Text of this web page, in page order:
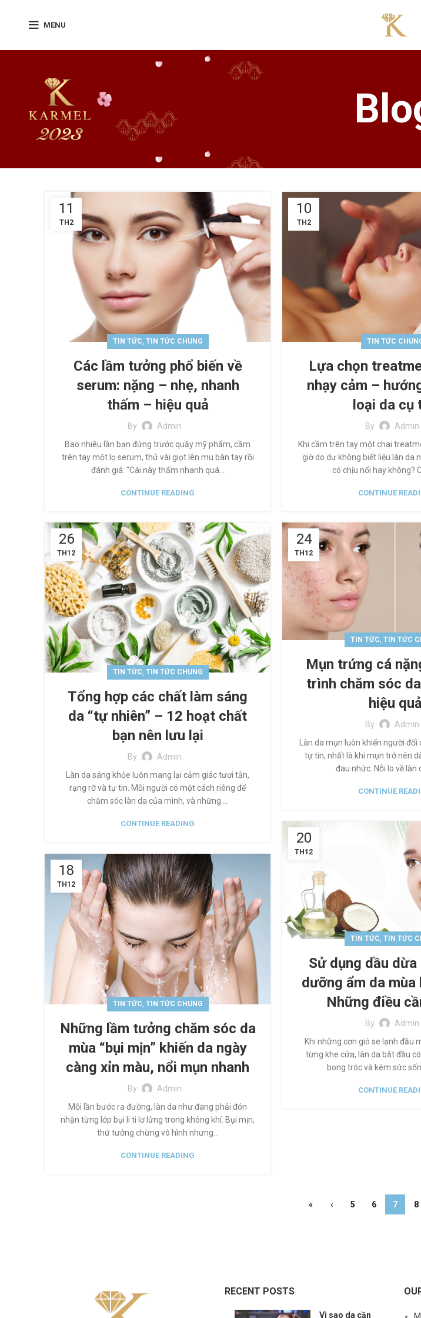
MENU
11
TH2
TIN TỨC, TIN TỨC CHUNG
Các lầm tưởng phổ biến về
serum: nặng – nhẹ, nhanh
thấm – hiệu quả
By
Admin
Bao nhiêu lần bạn đứng trước quầy mỹ phẩm, cầm
trên tay một lọ serum, thử vài giọt lên mu bàn tay rồi
đánh giá: "Cái này thấm nhanh quá...
CONTINUE READING
10
TH2
TIN TỨC
Lựa chọn
nhạy cảm –
loại da cụ
By
Admin
Khi cầm trên tay một chai
giờ do dự không biết liệu làn da
có chịu nổi hay không?
CONTINUE
26
TH12
TIN TỨC, TIN TỨC CHUNG
Tổng hợp các chất làm sáng
da “tự nhiên” – 12 hoạt chất
bạn nên lưu lại
By
Admin
Làn da sáng khỏe luôn mang lại cảm giác tươi tắn,
rạng rỡ và tự tin. Mỗi người có một cách riêng để
chăm sóc làn da của mình, và những ...
CONTINUE READING
24
TH12
TIN TỨC, TIN TỨC
Mụn trứng cá
trình chăm sóc
hiệu quả
By
Admin
Làn da mụn luôn khiến người
tự tin, nhất là khi mụn trở nên
đau nhức. Nỗi lo về làn
CONTINUE
20
TH12
TIN TỨC, TIN TỨC
Sử dụng dầu dừa
dưỡng ẩm da mùa
Những điều
By
Admin
Khi những cơn gió se lạnh đầu
từng khe cửa, làn da bắt đầu
bong tróc và kém sức
CONTINUE
18
TH12
TIN TỨC, TIN TỨC CHUNG
Những lầm tưởng chăm sóc da
mùa “bụi mịn” khiến da ngày
càng xỉn màu, nổi mụn nhanh
By
Admin
Mỗi lần bước ra đường, làn da như đang phải đón
nhận từng lớp bụi li ti lơ lửng trong không khí. Bụi mịn,
thứ tưởng chừng vô hình nhưng...
CONTINUE READING
« ‹ 5 6 7 8
RECENT POSTS
Vì sao da cần